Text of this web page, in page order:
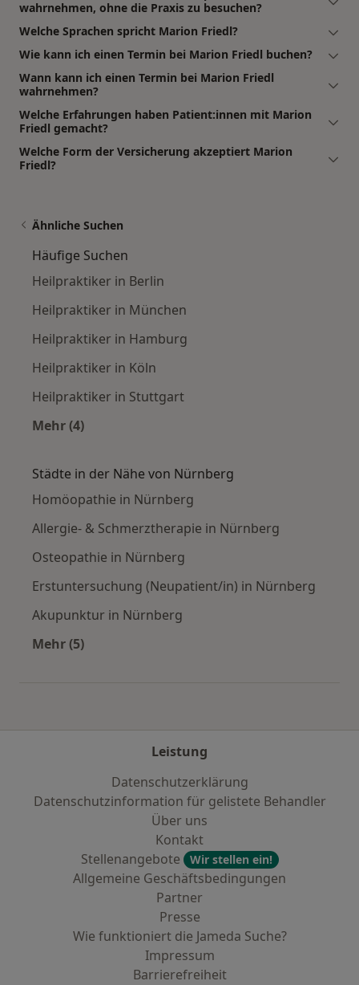
wahrnehmen, ohne die Praxis zu besuchen?
Welche Sprachen spricht Marion Friedl?
Wie kann ich einen Termin bei Marion Friedl buchen?
Wann kann ich einen Termin bei Marion Friedl
wahrnehmen?
Welche Erfahrungen haben Patient:innen mit Marion
Friedl gemacht?
Welche Form der Versicherung akzeptiert Marion
Friedl?
Ähnliche Suchen
Häufige Suchen
Heilpraktiker in Berlin
Heilpraktiker in München
Heilpraktiker in Hamburg
Heilpraktiker in Köln
Heilpraktiker in Stuttgart
Mehr (4)
Städte in der Nähe von Nürnberg
Homöopathie in Nürnberg
Allergie- & Schmerztherapie in Nürnberg
Osteopathie in Nürnberg
Erstuntersuchung (Neupatient/in) in Nürnberg
Akupunktur in Nürnberg
Mehr (5)
Leistung
Datenschutzerklärung
Datenschutzinformation für gelistete Behandler
Über uns
Kontakt
Stellenangebote
Wir stellen ein!
Allgemeine Geschäftsbedingungen
Partner
Presse
Wie funktioniert die Jameda Suche?
Impressum
Barrierefreiheit